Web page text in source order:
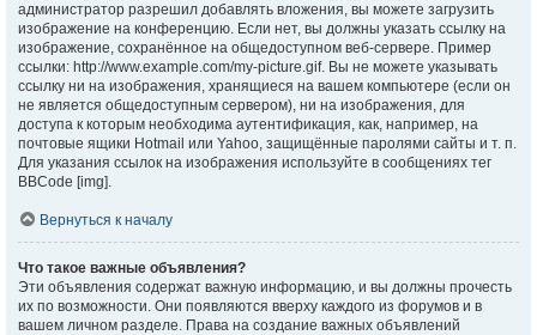
администратор разрешил добавлять вложения, вы можете загрузить
изображение на конференцию. Если нет, вы должны указать ссылку на
изображение, сохранённое на общедоступном веб-сервере. Пример
ссылки: http://www.example.com/my-picture.gif. Вы не можете указывать
ссылку ни на изображения, хранящиеся на вашем компьютере (если он
не является общедоступным сервером), ни на изображения, для
доступа к которым необходима аутентификация, как, например, на
почтовые ящики Hotmail или Yahoo, защищённые паролями сайты и т. п.
Для указания ссылок на изображения используйте в сообщениях тег
BBCode [img].
Вернуться к началу
Что такое важные объявления?
Эти объявления содержат важную информацию, и вы должны прочесть
их по возможности. Они появляются вверху каждого из форумов и в
вашем личном разделе. Права на создание важных объявлений